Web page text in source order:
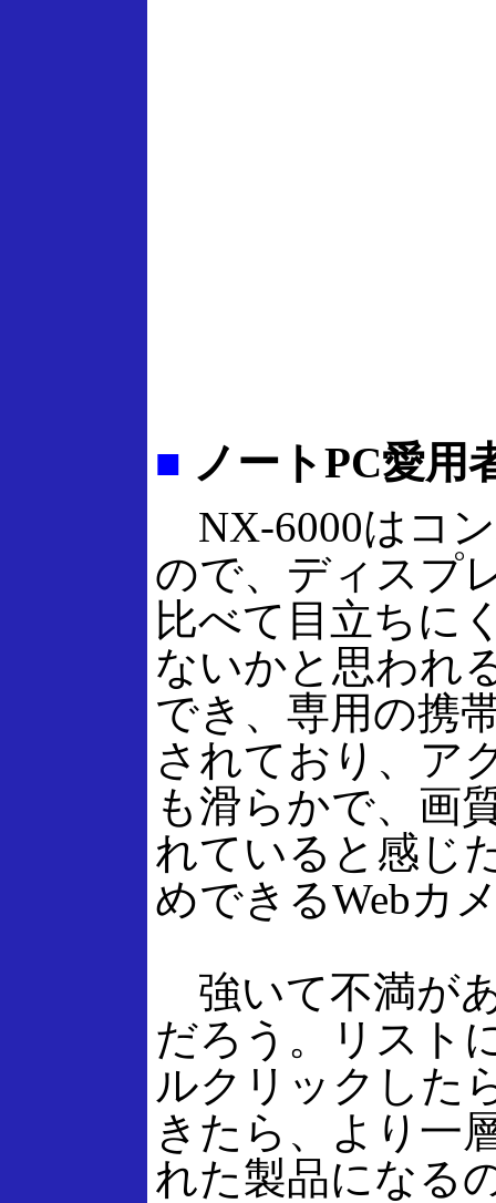
■ ノートPC愛用
NX-6000はコ
ので、ディスプ
比べて目立ちに
ないかと思われ
でき、専用の携
されており、ア
も滑らかで、画
れていると感じ
めできるWebカ
強いて不満が
だろう。リスト
ルクリックした
きたら、より一
れた製品になる